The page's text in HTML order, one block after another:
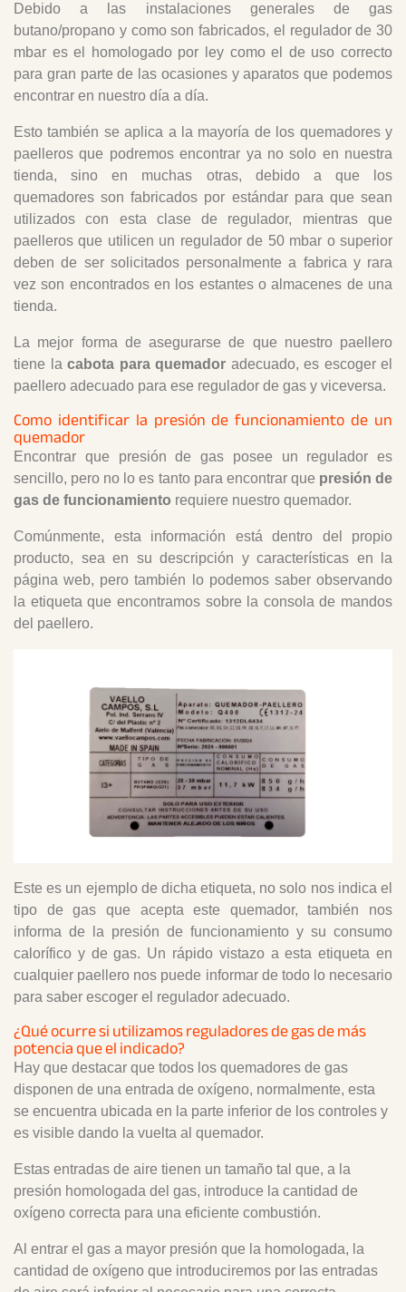
Debido a las instalaciones generales de gas
butano/propano y como son fabricados, el regulador de 30
mbar es el homologado por ley como el de uso correcto
para gran parte de las ocasiones y aparatos que podemos
encontrar en nuestro día a día.
Esto también se aplica a la mayoría de los quemadores y
paelleros que podremos encontrar ya no solo en nuestra
tienda, sino en muchas otras, debido a que los
quemadores son fabricados por estándar para que sean
utilizados con esta clase de regulador, mientras que
paelleros que utilicen un regulador de 50 mbar o superior
deben de ser solicitados personalmente a fabrica y rara
vez son encontrados en los estantes o almacenes de una
tienda.
La mejor forma de asegurarse de que nuestro paellero
tiene la cabota para quemador adecuado, es escoger el
paellero adecuado para ese regulador de gas y viceversa.
Como identificar la presión de funcionamiento de un
quemador
Encontrar que presión de gas posee un regulador es
sencillo, pero no lo es tanto para encontrar que presión de
gas de funcionamiento requiere nuestro quemador.
Comúnmente, esta información está dentro del propio
producto, sea en su descripción y características en la
página web, pero también lo podemos saber observando
la etiqueta que encontramos sobre la consola de mandos
del paellero.
Este es un ejemplo de dicha etiqueta, no solo nos indica el
tipo de gas que acepta este quemador, también nos
informa de la presión de funcionamiento y su consumo
calorífico y de gas. Un rápido vistazo a esta etiqueta en
cualquier paellero nos puede informar de todo lo necesario
para saber escoger el regulador adecuado.
¿Qué ocurre si utilizamos reguladores de gas de más
potencia que el indicado?
Hay que destacar que todos los quemadores de gas
disponen de una entrada de oxígeno, normalmente, esta
se encuentra ubicada en la parte inferior de los controles y
es visible dando la vuelta al quemador.
Estas entradas de aire tienen un tamaño tal que, a la
presión homologada del gas, introduce la cantidad de
oxígeno correcta para una eficiente combustión.
Al entrar el gas a mayor presión que la homologada, la
cantidad de oxígeno que introduciremos por las entradas